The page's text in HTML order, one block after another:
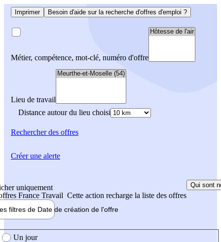
Imprimer Besoin d'aide sur la recherche d'offres d'emploi ?
Métier, compétence, mot-clé, numéro d'offre
Lieu de travail
Distance autour du lieu choisi
Rechercherdes offres
uniquement
France Travail Cette action recharge la liste des offres
Qui sont
filtres de Date de création de l'offre
création de l'offre
Un jour
Créer une alerte